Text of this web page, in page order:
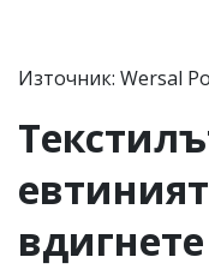
Източник: Wersal